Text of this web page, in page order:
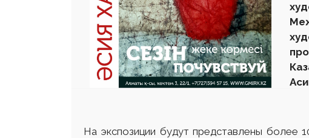
На экспозиции будут представлены более